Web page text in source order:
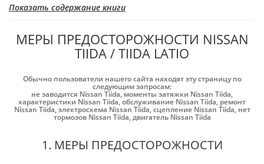
Показать содержание книги
МЕРЫ ПРЕДОСТОРОЖНОСТИ NISSAN
TIIDA / TIIDA LATIO
Обычно пользователи нашего сайта находят эту страницу по
следующим запросам:
не заводится Nissan Tiida, моменты затяжки Nissan Tiida,
характеристики Nissan Tiida,обслуживание Nissan Tiida, ремонт
Nissan Tiida,электросхема Nissan Tiida,сцепление Nissan Tiida, нет
тормозов Nissan Tiida,двигатель Nissan Tiida
1. МЕРЫ ПРЕДОСТОРОЖНОСТИ